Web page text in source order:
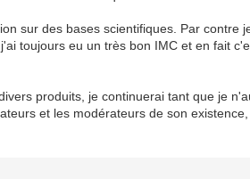
sur des bases scientifiques. Par contre
toujours eu un très bon IMC et en fait
produits, je continuerai tant que je
et les modérateurs de son